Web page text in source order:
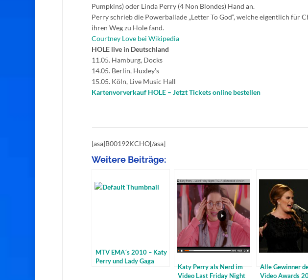
Pumpkins) oder Linda Perry (4 Non Blondes) Hand an.
Perry schrieb die Powerballade „Letter To God“, welche eigentlich für
ihren Weg zu Hole fand.
Courtney Love bei Wikipedia
HOLE live in Deutschland
11.05. Hamburg, Docks
14.05. Berlin, Huxley’s
15.05. Köln, Live Music Hall
Kartenvorverkauf HOLE – Jetzt Tickets online bestellen
[asa]B00192KCHO[/asa]
Weitere Beiträge:
MTV EMA´s 2010 – Katy
Perry und Lady Gaga
Katy Perry als Nerd im
Video Last Friday Night
Alle Gewinner
Video Awards